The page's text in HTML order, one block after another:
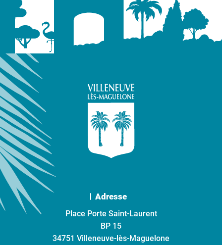
Adresse
Place Porte Saint-Laurent
BP 15
34751 Villeneuve-lès-Maguelone